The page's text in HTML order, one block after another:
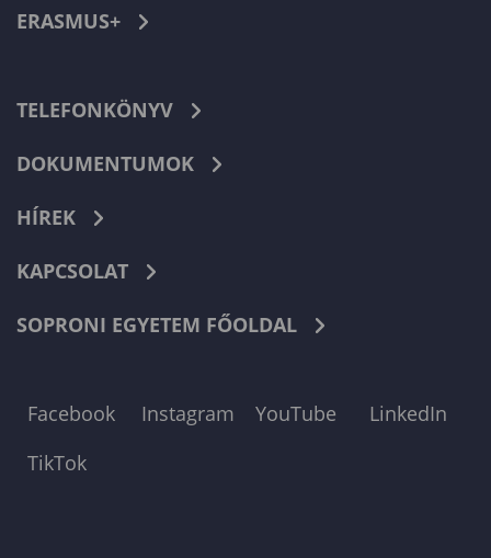
ERASMUS+
TELEFONKÖNYV
DOKUMENTUMOK
HÍREK
KAPCSOLAT
SOPRONI EGYETEM FŐOLDAL
Facebook Instagram YouTube
LinkedIn
TikTok